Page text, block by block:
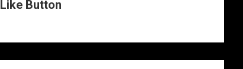
Like Button